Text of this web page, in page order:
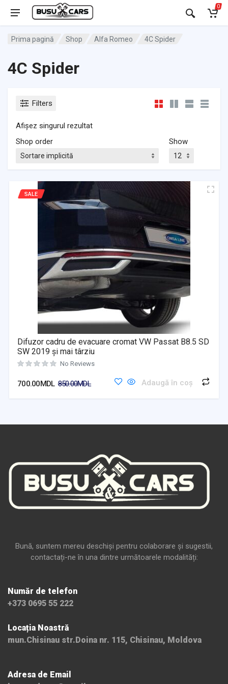
0
Prima pagină Shop Alfa Romeo 4C Spider
4C Spider
Filters
Afișez singurul rezultat
Shop order
Show
SALE
Difuzor cadru de evacuare cromat VW Passat B8.5 SD
SW 2019 și mai târziu
No Reviews
700.00MDL 850.00MDL Adaugă în coș
Bună, suntem mereu deschiși pentru colaborare și sugestii,
contactați-ne în una dintre următoarele modalități:
Număr de telefon
+373 0695 55 222
Locația Noastră
mun.Chisinau str.Doina nr. 115, Chisinau, Moldova
Adresa de Email